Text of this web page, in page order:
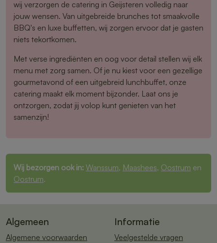
wij verzorgen de catering in Geijsteren volledig naar
jouw wensen. Van uitgebreide brunches tot smaakvolle
BBQ's en luxe buffetten, wij zorgen ervoor dat je gasten
niets tekortkomen.
Met verse ingrediënten en oog voor detail stellen wij elk
menu met zorg samen. Of je nu kiest voor een gezellige
gourmetavond of een uitgebreid lunchbuffet, onze
catering maakt elk moment bijzonder. Laat ons je
ontzorgen, zodat jij volop kunt genieten van het
samenzijn!
Wij bezorgen ook in: Wanssum, Maashees, Oostrum en
Oostrum.
Algemeen
Algemene voorwaarden
Informatie
Veelgestelde vragen